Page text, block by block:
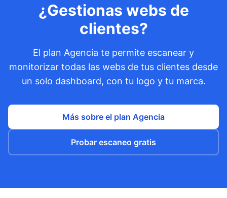
¿Gestionas webs de
clientes?
El plan Agencia te permite escanear y
monitorizar todas las webs de tus clientes desde
un solo dashboard, con tu logo y tu marca.
Más sobre el plan Agencia
Probar escaneo gratis